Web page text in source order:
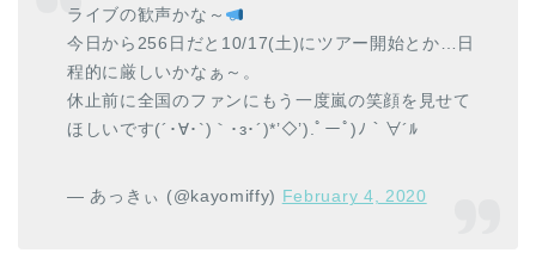
ライブの歓声かな～
今日から256日だと10/17(土)にツアー開始とか…日
程的に厳しいかなぁ～。
休止前に全国のファンにもう一度嵐の笑顔を見せて
ほしいです(´･∀･`)｀･з･´)*’◇’).ﾟーﾟ)ﾉ｀∀´ﾙ
— あっきぃ (@kayomiffy) February 4, 2020